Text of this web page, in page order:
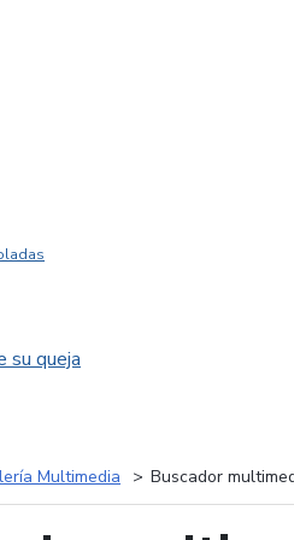
su queja
Multimedia Buscador